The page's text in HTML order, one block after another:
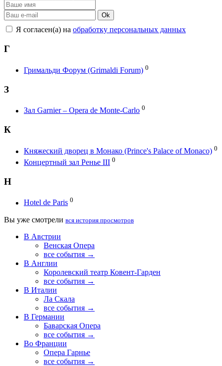
Ok
Я согласен(а) на обработку персональных данных
Г
Гримальди Форум (Grimaldi Forum) 0
З
Зал Garnier – Opera de Monte-Carlo 0
К
Княжеский дворец в Монако (Prince's Palace of Monaco) 0
Концертный зал Ренье III 0
H
Hotel de Paris 0
Вы уже смотрели вся история просмотров
В Австрии
Венская Опера
все события →
В Англии
Королевский театр Ковент-Гарден
все события →
В Италии
Ла Скала
все события →
В Германии
Баварская Опера
все события →
Во Франции
Опера Гарнье
все события →